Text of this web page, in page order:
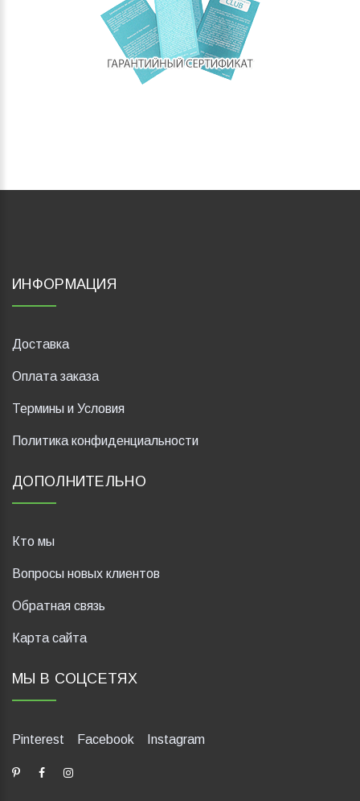
ИНФОРМАЦИЯ
Доставка
Оплата заказа
Термины и Условия
Политика конфиденциальности
ДОПОЛНИТЕЛЬНО
Кто мы
Вопросы новых клиентов
Обратная связь
Карта сайта
МЫ В СОЦСЕТЯХ
Pinterest Facebook Instagram